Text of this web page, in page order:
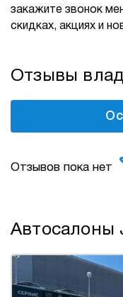
закажите звонок
скидках, акциях и
Отзывы
Отзывов пока нет
Автосалоны